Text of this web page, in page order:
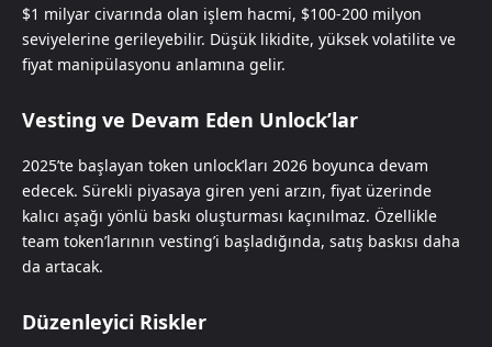
$1 milyar civarında olan işlem hacmi, $100-200 milyon
seviyelerine gerileyebilir. Düşük likidite, yüksek volatilite ve
fiyat manipülasyonu anlamına gelir.
Vesting ve Devam Eden Unlock’lar
2025’te başlayan token unlock’ları 2026 boyunca devam
edecek. Sürekli piyasaya giren yeni arzın, fiyat üzerinde
kalıcı aşağı yönlü baskı oluşturması kaçınılmaz. Özellikle
team token’larının vesting’i başladığında, satış baskısı daha
da artacak.
Düzenleyici Riskler